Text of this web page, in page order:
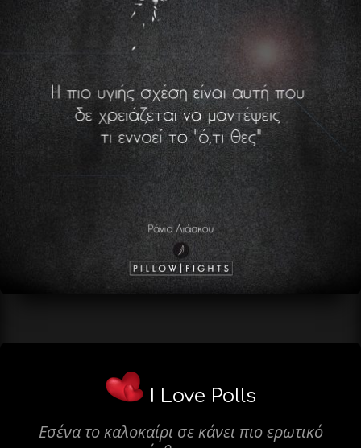
I Love Polls
Εσένα το καλοκαίρι σε κάνει πιο ερωτικό